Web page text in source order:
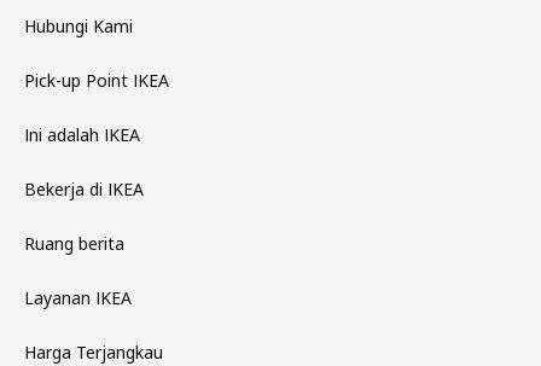
Hubungi Kami
Pick-up Point IKEA
Ini adalah IKEA
Bekerja di IKEA
Ruang berita
Layanan IKEA
Harga Terjangkau